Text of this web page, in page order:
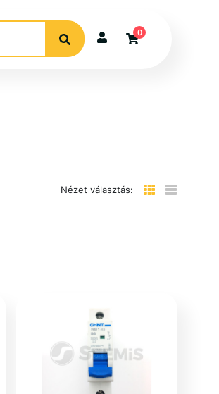
0
Nézet választás: